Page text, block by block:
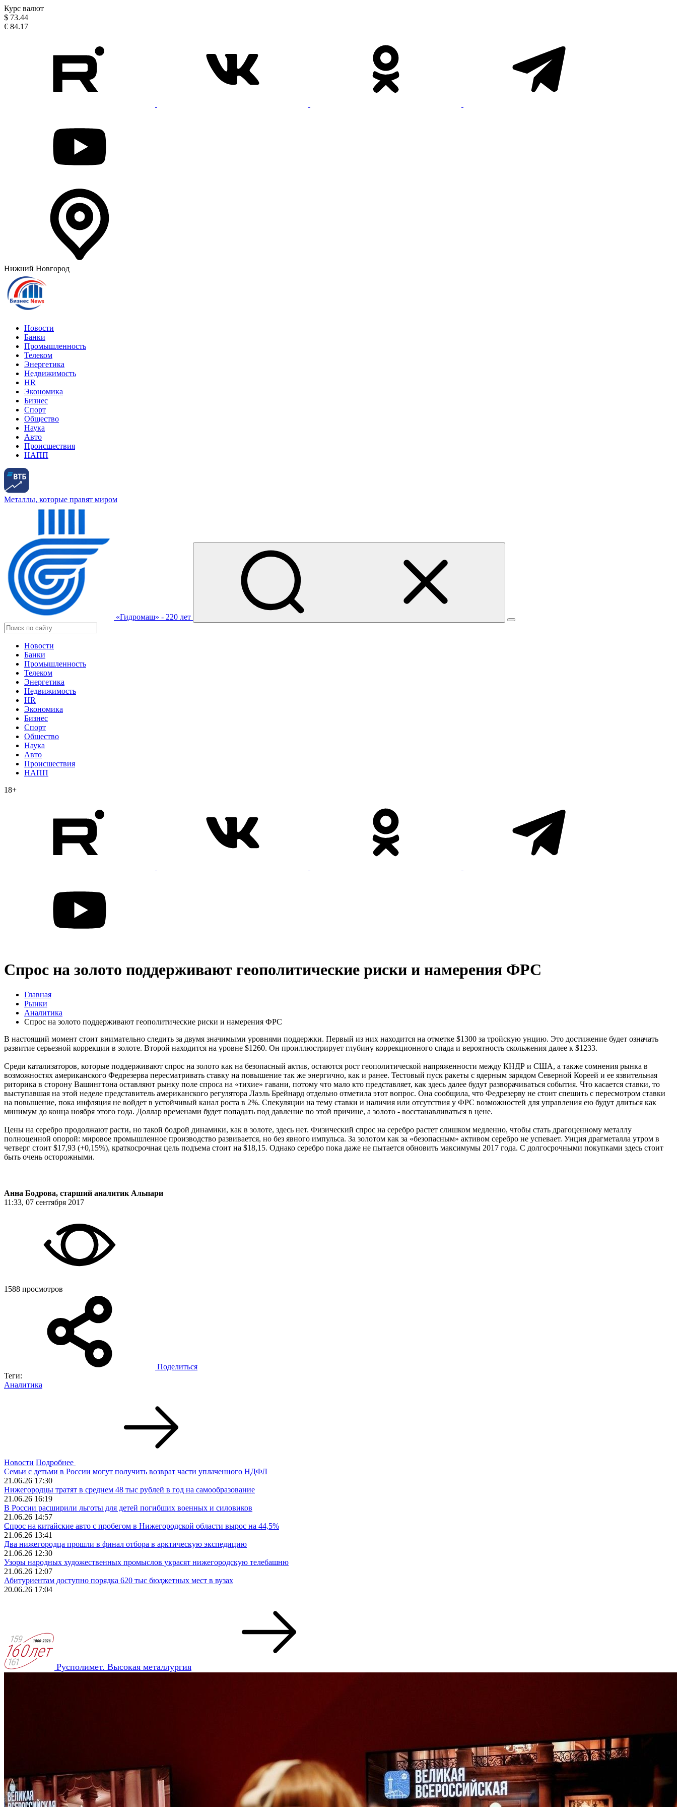
Курс валют
$ 73.44
€ 84.17
Нижний Новгород
Новости
Банки
Промышленность
Телеком
Энергетика
Недвижимость
HR
Экономика
Бизнес
Спорт
Общество
Наука
Авто
Происшествия
НАПП
Металлы, которые правят миром
«Гидромаш» - 220 лет
Новости
Банки
Промышленность
Телеком
Энергетика
Недвижимость
HR
Экономика
Бизнес
Спорт
Общество
Наука
Авто
Происшествия
НАПП
18+
Спрос на золото поддерживают геополитические риски и намерения ФРС
Главная
Рынки
Аналитика
Спрос на золото поддерживают геополитические риски и намерения ФРС
В настоящий момент стоит внимательно следить за двумя значимыми уровнями поддержки. Первый из них находится на отметке $1300 за тройскую унцию. Это достижение будет означать
развитие серьезной коррекции в золоте. Второй находится на уровне $1260. Он проиллюстрирует глубину коррекционного спада и вероятность скольжения далее к $1233.
Среди катализаторов, которые поддерживают спрос на золото как на безопасный актив, остаются рост геополитической напряженности между КНДР и США, а также сомнения рынка в
возможностях американского Федрезерва пересматривать ставку на повышение так же энергично, как и ранее. Тестовый пуск ракеты с ядерным зарядом Северной Кореей и ее язвительная
риторика в сторону Вашингтона оставляют рынку поле спроса на «тихие» гавани, потому что мало кто представляет, как здесь далее будут разворачиваться события. Что касается ставки, то
выступавшая на этой неделе представитель американского регулятора Лаэль Брейнард отдельно отметила этот вопрос. Она сообщила, что Федрезерву не стоит спешить с пересмотром ставки
на повышение, пока инфляция не войдет в устойчивый канал роста в 2%. Спекуляции на тему ставки и наличия или отсутствия у ФРС возможностей для управления ею будут длиться как
минимум до конца ноября этого года. Доллар временами будет попадать под давление по этой причине, а золото - восстанавливаться в цене.
Цены на серебро продолжают расти, но такой бодрой динамики, как в золоте, здесь нет. Физический спрос на серебро растет слишком медленно, чтобы стать драгоценному металлу
полноценной опорой: мировое промышленное производство развивается, но без явного импульса. За золотом как за «безопасным» активом серебро не успевает. Унция драгметалла утром в
четверг стоит $17,93 (+0,15%), краткосрочная цель подъема стоит на $18,15. Однако серебро пока даже не пытается обновить максимумы 2017 года. С долгосрочными покупками здесь стоит
быть очень осторожными.
Анна Бодрова, старший аналитик Альпари
11:33, 07 сентября 2017
1588 просмотров
Поделиться
Теги:
Аналитика
Новости Подробнее
Семьи с детьми в России могут получить возврат части уплаченного НДФЛ
21.06.26 17:30
Нижегородцы тратят в среднем 48 тыс рублей в год на самообразование
21.06.26 16:19
В России расширили льготы для детей погибших военных и силовиков
21.06.26 14:57
Спрос на китайские авто с пробегом в Нижегородской области вырос на 44,5%
21.06.26 13:41
Два нижегородца прошли в финал отбора в арктическую экспедицию
21.06.26 12:30
Узоры народных художественных промыслов украсят нижегородскую телебашню
21.06.26 12:07
Абитуриентам доступно порядка 620 тыс бюджетных мест в вузах
20.06.26 17:04
Русполимет. Высокая металлургия